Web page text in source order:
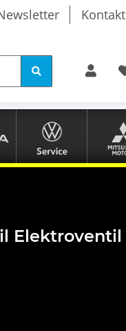
Kontakt
Elektroventil